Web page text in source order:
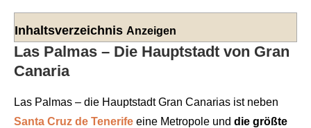
Inhaltsverzeichnis Anzeigen
Las Palmas – Die Hauptstadt von Gran
Canaria
Las Palmas – die Hauptstadt Gran Canarias ist neben
Santa Cruz de Tenerife eine Metropole und die größte